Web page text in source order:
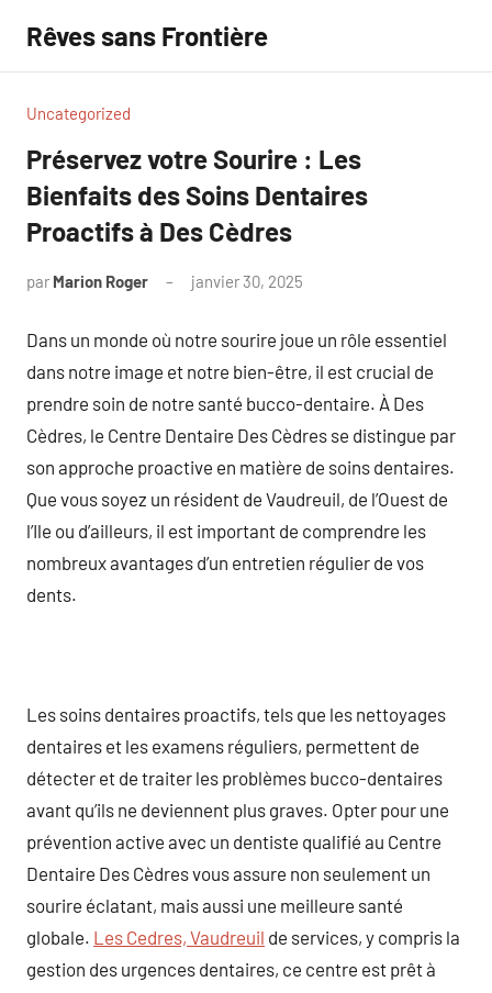
contenu
Rêves sans Frontière
Uncategorized
Préservez votre Sourire : Les
Bienfaits des Soins Dentaires
Proactifs à Des Cèdres
par Marion Roger janvier 30, 2025
Dans un monde où notre sourire joue un rôle essentiel
dans notre image et notre bien-être, il est crucial de
prendre soin de notre santé bucco-dentaire. À Des
Cèdres, le Centre Dentaire Des Cèdres se distingue par
son approche proactive en matière de soins dentaires.
Que vous soyez un résident de Vaudreuil, de l’Ouest de
l’Ile ou d’ailleurs, il est important de comprendre les
nombreux avantages d’un entretien régulier de vos
dents.
Les soins dentaires proactifs, tels que les nettoyages
dentaires et les examens réguliers, permettent de
détecter et de traiter les problèmes bucco-dentaires
avant qu’ils ne deviennent plus graves. Opter pour une
prévention active avec un dentiste qualifié au Centre
Dentaire Des Cèdres vous assure non seulement un
sourire éclatant, mais aussi une meilleure santé
globale. Les Cedres, Vaudreuil de services, y compris la
gestion des urgences dentaires, ce centre est prêt à